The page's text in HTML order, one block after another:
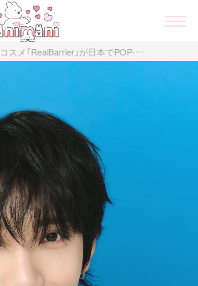
韓国コスメ「RealBarrier」が日本でPOP-UPを開催♡ノベルティ＆おすすめアイテムをチェック！